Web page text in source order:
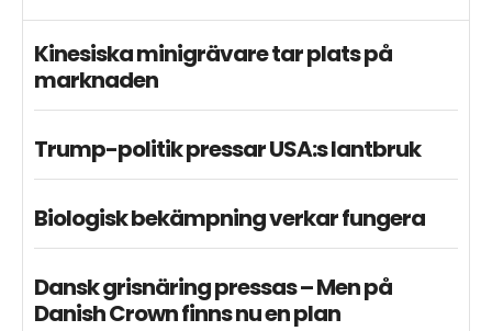
Kinesiska minigrävare tar plats på
marknaden
Trump-politik pressar USA:s lantbruk
Biologisk bekämpning verkar fungera
Dansk grisnäring pressas – Men på
Danish Crown finns nu en plan